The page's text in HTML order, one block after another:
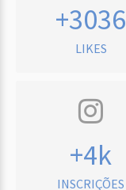
+3036
LIKES
+4k
INSCRIÇÕES